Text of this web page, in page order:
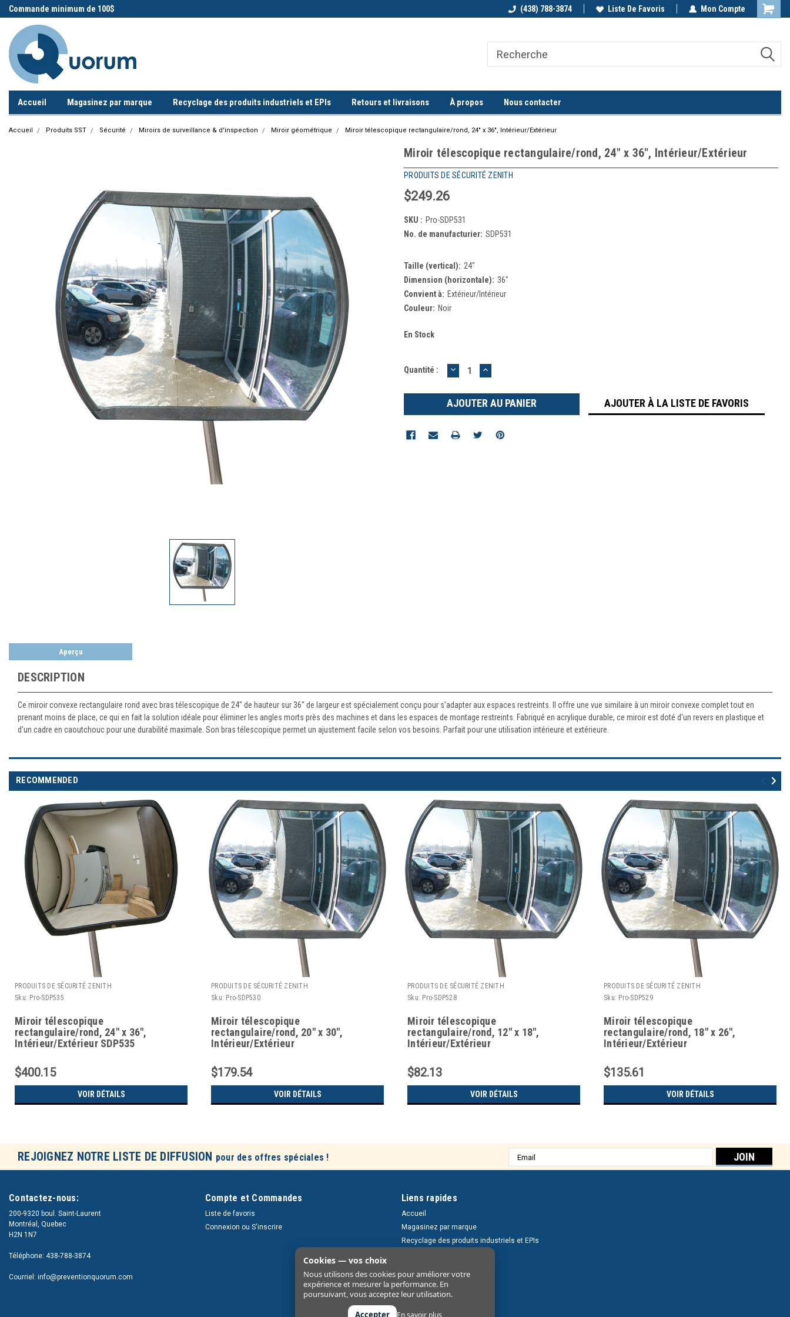
Commande minimum de 100$ Commande minimum de 100$ Appelez-nous!
(438) 788-3874 Liste De Favoris Mon Compte
Accueil Magasinez par marque Recyclage des produits industriels et EPIs Retours et livraisons À propos Nous contacter
Accueil Produits SST Sécurité Miroirs de surveillance & d'inspection Miroir géométrique Miroir télescopique rectangulaire/rond, 24" x 36", Intérieur/Extérieur
Miroir télescopique rectangulaire/rond, 24" x 36", Intérieur/Extérieur
PRODUITS DE SÉCURITÉ ZENITH
$249.26
SKU : Pro-SDP531
No. de manufacturier: SDP531
Taille (vertical): 24"
Dimension (horizontale): 36"
Convient à: Extérieur/Intérieur
Couleur: Noir
En Stock
Quantité : DIMINUER
LA
:
AUGMENTER
LA
:
AJOUTER À LA LISTE DE FAVORIS
Aperçu
DESCRIPTION
Ce miroir convexe rectangulaire rond avec bras télescopique de 24" de hauteur sur 36" de largeur est spécialement conçu pour s'adapter aux espaces restreints. Il offre une vue similaire à un miroir convexe complet tout en
prenant moins de place, ce qui en fait la solution idéale pour éliminer les angles morts près des machines et dans les espaces de montage restreints. Fabriqué en acrylique durable, ce miroir est doté d'un revers en plastique et
d'un cadre en caoutchouc pour une durabilité maximale. Son bras télescopique permet un ajustement facile selon vos besoins. Parfait pour une utilisation intérieure et extérieure.
RECOMMENDED
PRODUITS DE SÉCURITÉ ZENITH
Sku: Pro-SDP535
Miroir télescopique
rectangulaire/rond, 24" x 36",
Intérieur/Extérieur SDP535
$400.15
VOIR DÉTAILS
PRODUITS DE SÉCURITÉ ZENITH
Sku: Pro-SDP530
Miroir télescopique
rectangulaire/rond, 20" x 30",
Intérieur/Extérieur
$179.54
VOIR DÉTAILS
PRODUITS DE SÉCURITÉ ZENITH
Sku: Pro-SDP528
Miroir télescopique
rectangulaire/rond, 12" x 18",
Intérieur/Extérieur
$82.13
VOIR DÉTAILS
PRODUITS DE SÉCURITÉ ZENITH
Sku: Pro-SDP529
Miroir télescopique
rectangulaire/rond, 18" x 26",
Intérieur/Extérieur
$135.61
VOIR DÉTAILS
REJOIGNEZ NOTRE LISTE DE DIFFUSION pour des offres spéciales !
Adresse
e-
Contactez-nous:
200-9320 boul. Saint-Laurent
Montréal, Quebec
H2N 1N7
Téléphone: 438-788-3874
Courriel: info@preventionquorum.com
Compte et Commandes
Liste de favoris
Connexion ou S'inscrire
Liens rapides
Accueil
Magasinez par marque
Recyclage des produits industriels et EPIs
Nous contacter
Cookies — vos choix
Nous utilisons des cookies pour améliorer votre
expérience et mesurer la performance. En
poursuivant, vous acceptez leur utilisation.
Accepter
En savoir plus